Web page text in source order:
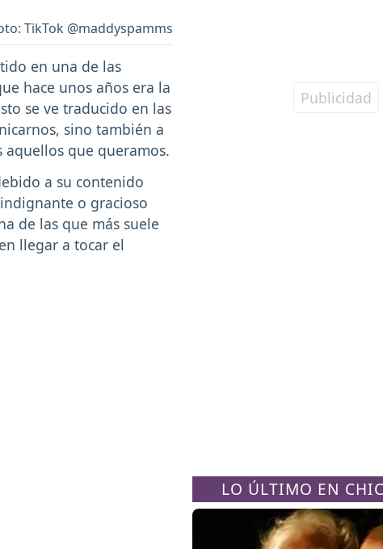
TikTok @maddyspamms
en una de las
hace unos años era la
se ve traducido en las
sino también a
que queramos.
a su contenido
o gracioso
de las que más suele
llegar a tocar el
LO ÚLTIMO EN